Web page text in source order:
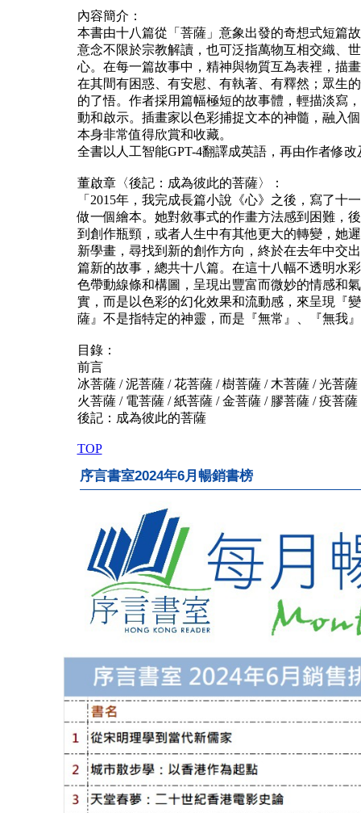
內容簡介：
本書由十八篇從「菩薩」意象出發的奇想式短篇
意念不限於宗教解讀，也可泛指萬物互相交織、
心。在每一篇故事中，精神與物質互為表裡，描
在其間有困惑、有安慰、有執著、有釋然；眾生
的了悟。作者採用篇幅極短的故事體，輕描淡寫
動和啟示。插畫家以色彩捕捉文本的神髓，融入
本身非常值得欣賞和收藏。
全書以人工智能GPT-4翻譯成英語，再由作者修
董啟章〈後記：成為彼此的菩薩〉：
「2015年，我完成長篇小說《心》之後，寫了十
做一個繪本。她對敘事式的作畫方法感到困難，
到創作瓶頸，或者人生中有其他更大的轉變，她
新學畫，尋找到新的創作方向，終於在去年中交
篇新的故事，總共十八篇。在這十八幅不透明水
色帶動線條和構圖，呈現出豐富而微妙的情感和
實，而是以色彩的幻化效果和流動感，來呈現『
薩』不是指特定的神靈，而是『無常』、『無我
目錄：
前言
冰菩薩 / 泥菩薩 / 花菩薩 / 樹菩薩 / 木菩薩 / 光菩
火菩薩 / 電菩薩 / 紙菩薩 / 金菩薩 / 膠菩薩 / 疫菩薩
後記：成為彼此的菩薩
TOP
序言書室2024年6月暢銷書榜